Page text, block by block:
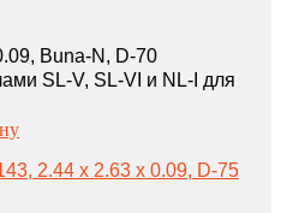
Buna-N, D-70
SL-V, SL-VI и NL-I для